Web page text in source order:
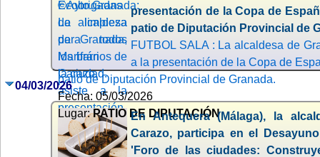
presentación de la Copa de
patio de Diputación Provincial de
FUTBOL SALA : La alcaldesa de
a la presentación de la Copa de
patio de Diputación Provincial de Granada.
Fecha: 05/03/2026
Lugar:PATIO DE DIPUTACIÓN
04/03/2026
En Antequera (Málaga), la
Carazo, participa en el
'Foro de las ciudades: